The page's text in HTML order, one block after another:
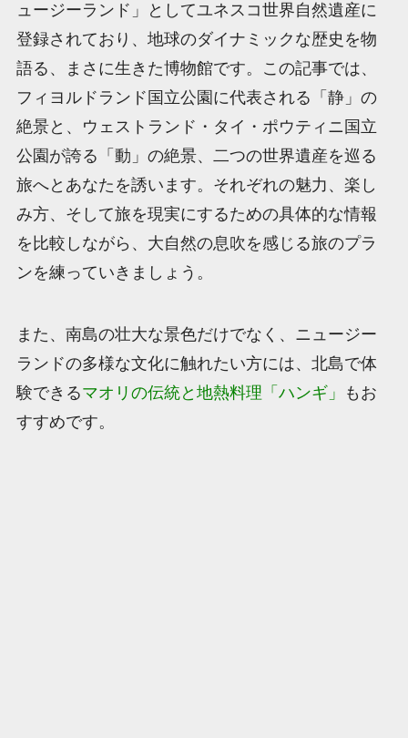
ュージーランド」としてユネスコ世界自然遺産に
登録されており、地球のダイナミックな歴史を物
語る、まさに生きた博物館です。この記事では、
フィヨルドランド国立公園に代表される「静」の
絶景と、ウェストランド・タイ・ポウティニ国立
公園が誇る「動」の絶景、二つの世界遺産を巡る
旅へとあなたを誘います。それぞれの魅力、楽し
み方、そして旅を現実にするための具体的な情報
を比較しながら、大自然の息吹を感じる旅のプラ
ンを練っていきましょう。
また、南島の壮大な景色だけでなく、ニュージー
ランドの多様な文化に触れたい方には、北島で体
験できるマオリの伝統と地熱料理「ハンギ」
もお
すすめです。